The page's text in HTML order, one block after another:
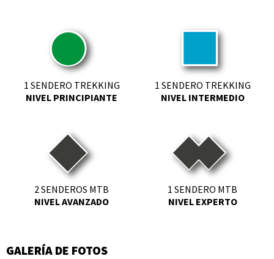
1 SENDERO TREKKING
NIVEL PRINCIPIANTE
1 SENDERO TREKKING
NIVEL INTERMEDIO
2 SENDEROS MTB
NIVEL AVANZADO
1 SENDERO MTB
NIVEL EXPERTO
GALERÍA DE FOTOS